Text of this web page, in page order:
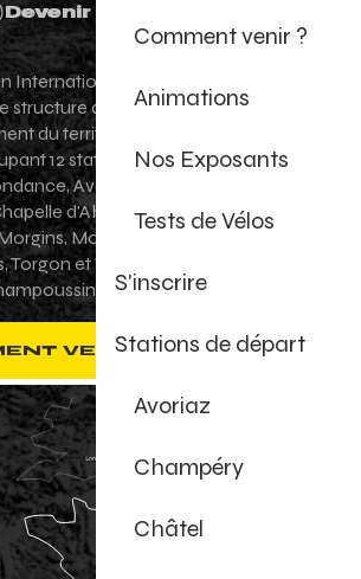
Comment venir ?
Animations
Nos Exposants
Tests de Vélos
S'inscrire
Stations de départ
Avoriaz
Champéry
Châtel
Devenir Bénévole
Internationale des Portes du
structure de promotion et de
du territoire des Portes du
12 stations villages franco-
Avoriaz 1800, Champéry,
d'Abondance, Les Gets,
Morzine-Avoriaz, Saint-
Torgon et Val-d'Illiez - Les
VENIR ?